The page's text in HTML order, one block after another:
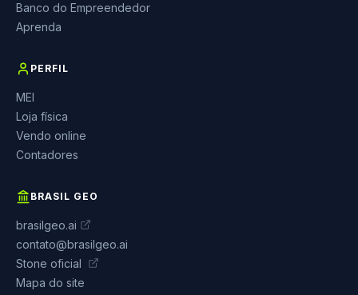
Banco do Empreendedor
Aprenda
PERFIL
MEI
Loja física
Vendo online
Contadores
BRASIL GEO
brasilgeo.ai
contato@brasilgeo.ai
Stone oficial
Mapa do site